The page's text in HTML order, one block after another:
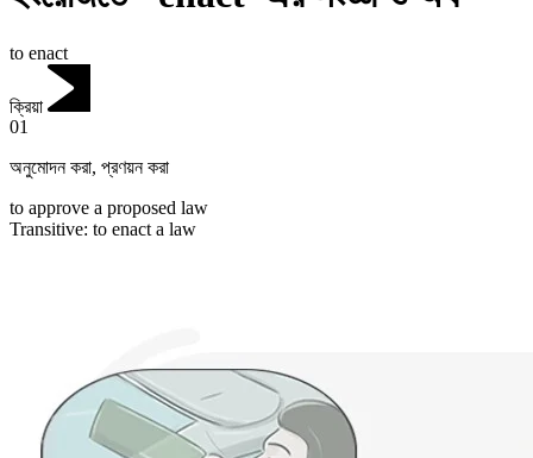
to enact
ক্রিয়া
01
অনুমোদন করা, প্রণয়ন করা
to approve a proposed law
Transitive: to enact a law